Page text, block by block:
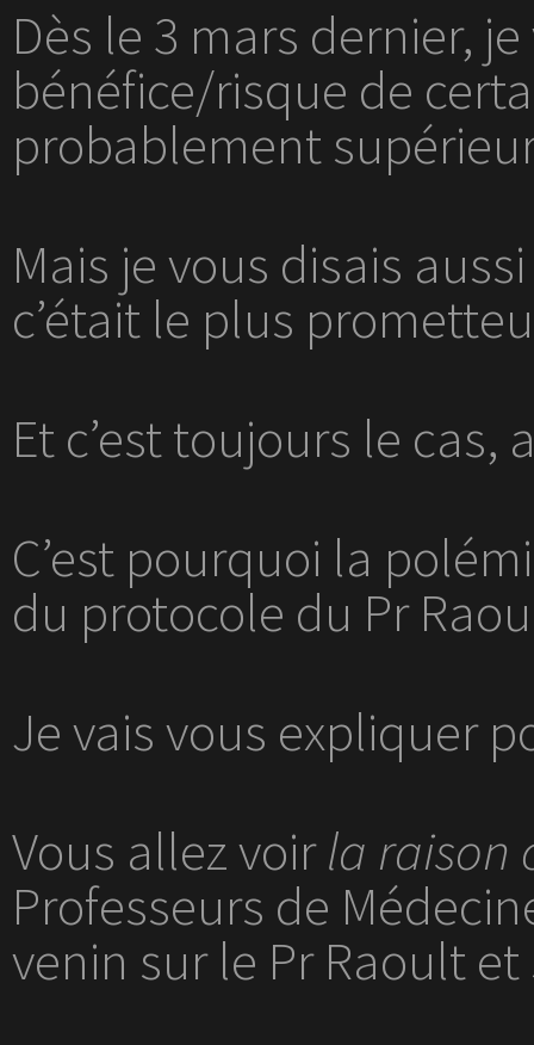
Dès le 3 mars dernier,
bénéfice/risque de
probablement
Mais je vous disais
c’était le plus
Et c’est toujours le
C’est pourquoi la
du protocole du Pr
Je vais vous expliquer
Vous allez voirla raison
Professeurs de
venin sur le Pr Raoult